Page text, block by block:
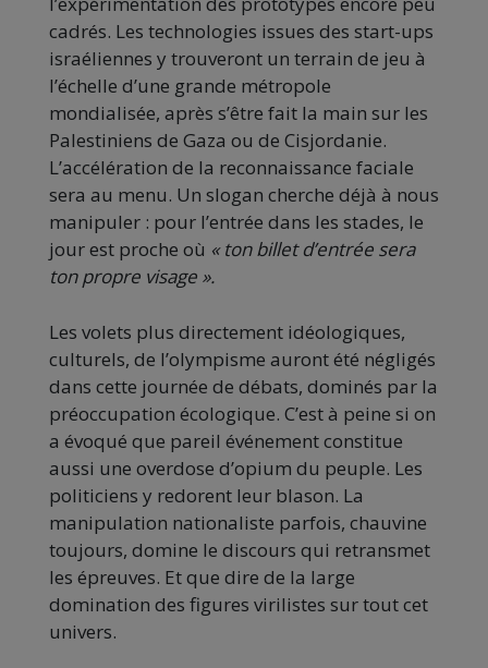
cadrés. Les technologies issues des start-ups
israéliennes y trouveront un terrain de jeu à
l’échelle d’une grande métropole
mondialisée, après s’être fait la main sur les
Palestiniens de Gaza ou de Cisjordanie.
L’accélération de la reconnaissance faciale
sera au menu. Un slogan cherche déjà à nous
manipuler : pour l’entrée dans les stades, le
jour est proche où « ton billet d’entrée sera
ton propre visage ».
Les volets plus directement idéologiques,
culturels, de l’olympisme auront été négligés
dans cette journée de débats, dominés par la
préoccupation écologique. C’est à peine si on
a évoqué que pareil événement constitue
aussi une overdose d’opium du peuple. Les
politiciens y redorent leur blason. La
manipulation nationaliste parfois, chauvine
toujours, domine le discours qui retransmet
les épreuves. Et que dire de la large
domination des figures virilistes sur tout cet
univers.